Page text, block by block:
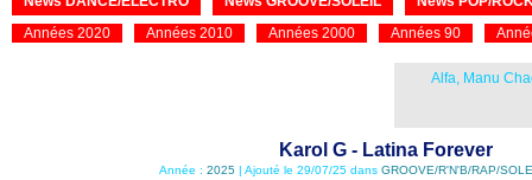
Années 2020
Années 2010 Années 2000 Années 90
Alfa, Manu
Karol G - Latina Forever
Année : 2025| Ajouté le 29/07/25 dans GROOVE/R'N'B/RAP/